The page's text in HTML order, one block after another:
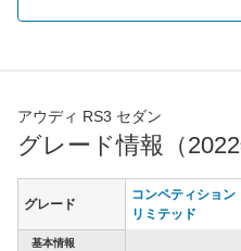
アウディ RS3 セダン
グレード情報（2022
グレード
コンペティション
リミテッド
基本情報